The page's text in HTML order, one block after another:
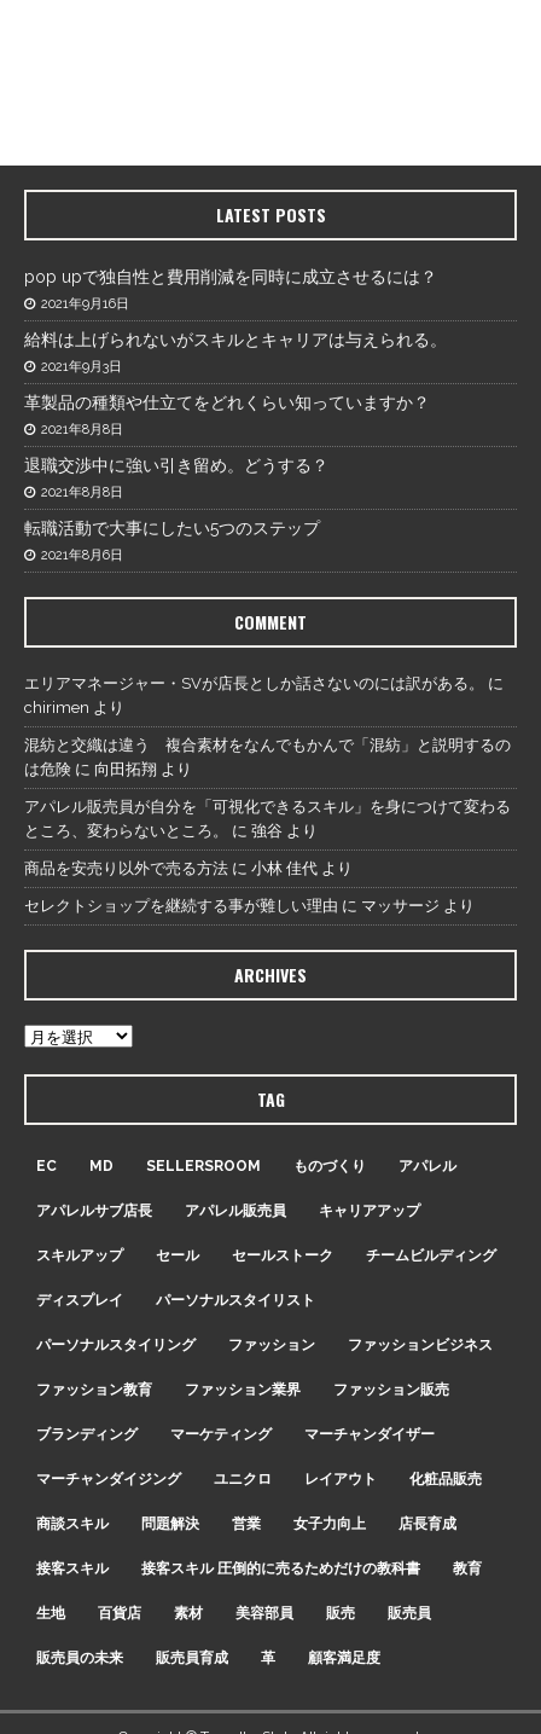
LATEST POSTS
pop upで独自性と費用削減を同時に成立させるには？
2021年9月16日
給料は上げられないがスキルとキャリアは与えられる。
2021年9月3日
革製品の種類や仕立てをどれくらい知っていますか？
2021年8月8日
退職交渉中に強い引き留め。どうする？
2021年8月8日
転職活動で大事にしたい5つのステップ
2021年8月6日
COMMENT
エリアマネージャー・SVが店長としか話さないのには訳がある。
に
chirimen より
混紡と交織は違う 複合素材をなんでもかんで「混紡」と説明するの
は危険 に 向田拓翔 より
アパレル販売員が自分を「可視化できるスキル」を身につけて変わる
ところ、変わらないところ。
に 強谷 より
商品を安売り以外で売る方法 に 小林 佳代 より
セレクトショップを継続する事が難しい理由 に マッサージ より
ARCHIVES
TAG
EC MD SELLERSROOM ものづくり アパレル
アパレルサブ店長 アパレル販売員 キャリアアップ
スキルアップ セール セールストーク チームビルディング
ディスプレイ パーソナルスタイリスト
パーソナルスタイリング ファッション ファッションビジネス
ファッション教育 ファッション業界 ファッション販売
ブランディング マーケティング マーチャンダイザー
マーチャンダイジング ユニクロ レイアウト 化粧品販売
商談スキル 問題解決 営業 女子力向上 店長育成
接客スキル 接客スキル 圧倒的に売るためだけの教科書 教育
生地 百貨店 素材 美容部員 販売 販売員
販売員の未来 販売員育成 革 顧客満足度